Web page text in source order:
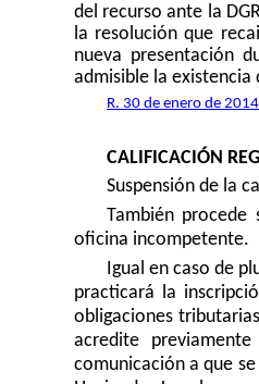
del recurso ante la
la resolución que
nueva presentación
admisible la
R. 30 de enero de 2014
CALIFICACIÓN
Suspensión de la
También
oficina incompetente.
Igual en caso de
practicará la
obligaciones
acredite
comunicación a que